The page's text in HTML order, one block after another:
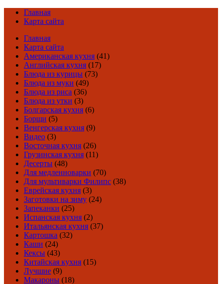
Главная
Карта сайта
Главная
Карта сайта
Американская кухня (41)
Английская кухня (17)
Блюда из курицы (73)
Блюда из муки (49)
Блюда из риса (36)
Блюда из утки (3)
Болгарская кухня (6)
Борщи (5)
Венгерская кухня (9)
Видео (3)
Восточная кухня (26)
Грузинская кухня (11)
Десерты (48)
Для медленноварки (70)
Для мультиварки Филипс (38)
Еврейская кухня (3)
Заготовки на зиму (24)
Запеканки (25)
Испанская кухня (2)
Итальянская кухня (37)
Картошка (32)
Каши (24)
Кексы (43)
Китайская кухня (15)
Лучшие (9)
Макароны (18)